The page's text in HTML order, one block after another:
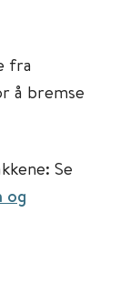
fra
å bremse
Se
og